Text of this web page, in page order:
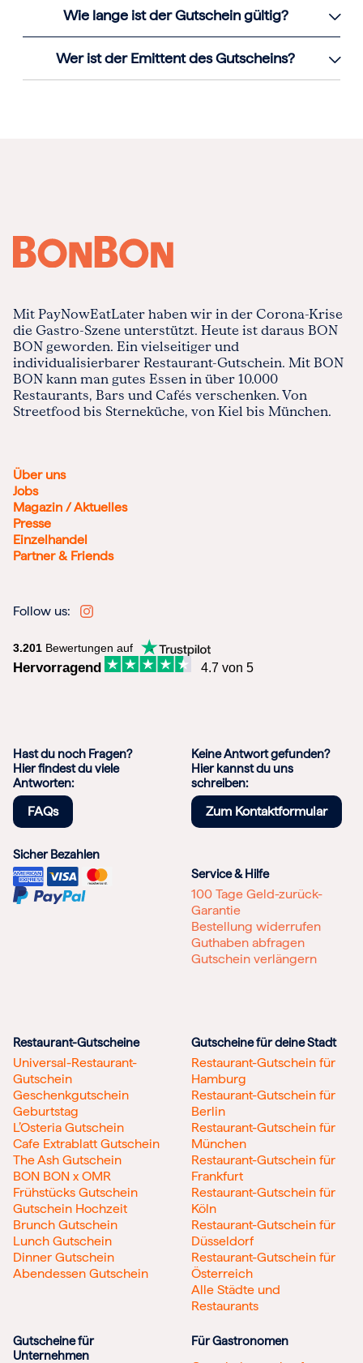
Wie lange ist der Gutschein gültig?
Wer ist der Emittent des Gutscheins?
Mit PayNowEatLater haben wir in der Corona-Krise
die Gastro-Szene unterstützt. Heute ist daraus BON
BON geworden. Ein vielseitiger und
individualisierbarer Restaurant-Gutschein. Mit BON
BON kann man gutes Essen in über 10.000
Restaurants, Bars und Cafés verschenken. Von
Streetfood bis Sterneküche, von Kiel bis München.
Über uns
Jobs
Magazin / Aktuelles
Presse
Einzelhandel
Partner & Friends
Follow us:
3.201 Bewertungen auf
Hervorragend 4.7 von 5
Hast du noch Fragen?
Hier findest du viele
Antworten:
FAQs
Keine Antwort gefunden?
Hier kannst du uns
schreiben:
Zum Kontaktformular
Sicher Bezahlen
Service & Hilfe
100 Tage Geld-zurück-
Garantie
Bestellung widerrufen
Guthaben abfragen
Gutschein verlängern
Restaurant-Gutscheine
Universal-Restaurant-
Gutschein
Geschenkgutschein
Geburtstag
L’Osteria Gutschein
Cafe Extrablatt Gutschein
The Ash Gutschein
BON BON x OMR
Frühstücks Gutschein
Gutschein Hochzeit
Brunch Gutschein
Lunch Gutschein
Dinner Gutschein
Abendessen Gutschein
Gutscheine für deine Stadt
Restaurant-Gutschein für
Hamburg
Restaurant-Gutschein für
Berlin
Restaurant-Gutschein für
München
Restaurant-Gutschein für
Frankfurt
Restaurant-Gutschein für
Köln
Restaurant-Gutschein für
Düsseldorf
Restaurant-Gutschein für
Österreich
Alle Städte und
Restaurants
Gutscheine für
Unternehmen
Für Gastronomen